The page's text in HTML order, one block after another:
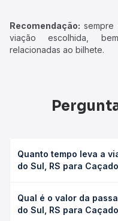
Recomendação: sempre
viação escolhida,
relacionadas ao bilhete.
Quanto tempo leva a
do Sul, RS para
SC - Rodoviária leva em
conforme a viação, o
Qual é o valor da
do Sul, RS para